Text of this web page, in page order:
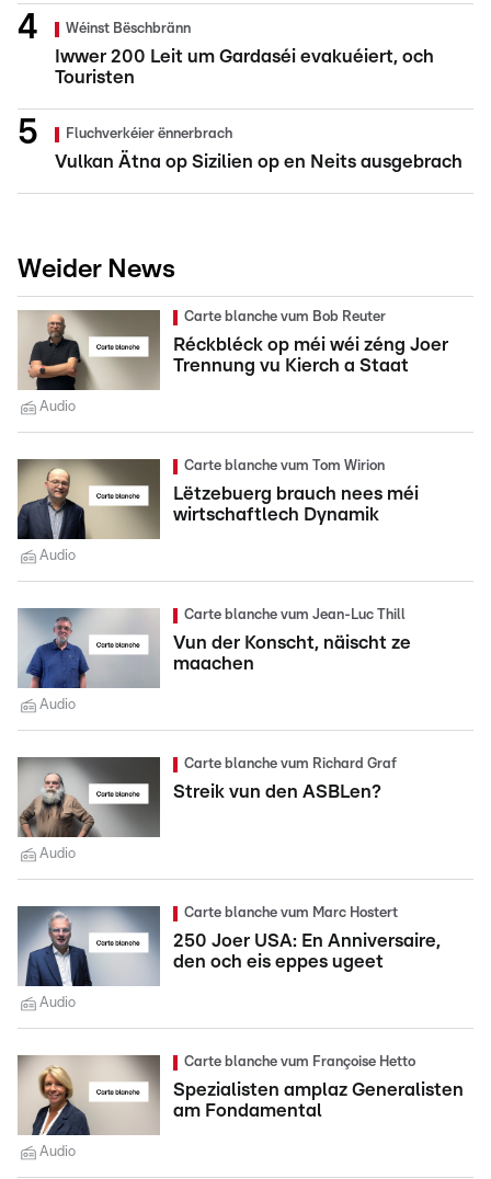
Wéinst Bëschbränn
Iwwer 200 Leit um Gardaséi evakuéiert, och
Touristen
Fluchverkéier ënnerbrach
Vulkan Ätna op Sizilien op en Neits ausgebrach
Weider News
Carte blanche vum Bob Reuter
Réckbléck op méi wéi zéng Joer
Trennung vu Kierch a Staat
Audio
Carte blanche vum Tom Wirion
Lëtzebuerg brauch nees méi
wirtschaftlech Dynamik
Audio
Carte blanche vum Jean-Luc Thill
Vun der Konscht, näischt ze
maachen
Audio
Carte blanche vum Richard Graf
Streik vun den ASBLen?
Audio
Carte blanche vum Marc Hostert
250 Joer USA: En Anniversaire,
den och eis eppes ugeet
Audio
Carte blanche vum Françoise Hetto
Spezialisten amplaz Generalisten
am Fondamental
Audio